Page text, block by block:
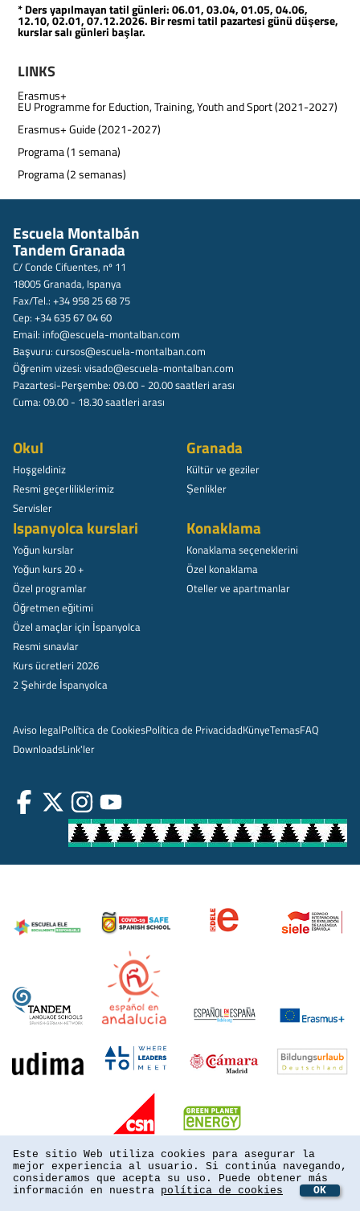
* Ders yapılmayan tatil günleri: 06.01, 03.04, 01.05, 04.06,
12.10, 02.01, 07.12.2026. Bir resmi tatil pazartesi günü düşerse,
kurslar salı günleri başlar.
LINKS
Erasmus+
EU Programme for Eduction, Training, Youth and Sport (2021-2027)
Erasmus+ Guide (2021-2027)
Programa (1 semana)
Programa (2 semanas)
Escuela Montalbán
Tandem Granada
C/ Conde Cifuentes, nº 11
18005 Granada, Ispanya
Fax/Tel.: +34 958 25 68 75
Cep: +34 635 67 04 60
Email: info@escuela-montalban.com
Başvuru: cursos@escuela-montalban.com
Öğrenim vizesi: visado@escuela-montalban.com
Pazartesi-Perşembe: 09.00 - 20.00 saatleri arası
Cuma: 09.00 - 18.30 saatleri arası
Okul
Hoşgeldiniz
Resmi geçerliliklerimiz
Servisler
Granada
Kültür ve geziler
Șenlikler
Ispanyolca kurslari
Yoğun kurslar
Yoğun kurs 20 +
Özel programlar
Öğretmen eğitimi
Özel amaçlar için İspanyolca
Resmi sınavlar
Kurs ücretleri 2026
2 Şehirde İspanyolca
Konaklama
Konaklama seçeneklerini
Özel konaklama
Oteller ve apartmanlar
Aviso legalPolítica de CookiesPolítica de PrivacidadKünyeTemasFAQ
DownloadsLink'ler
Este sitio Web utiliza cookies para asegurar la
mejor experiencia al usuario. Si continúa navegando,
consideramos que acepta su uso. Puede obtener más
información en nuestra política de cookies
OK